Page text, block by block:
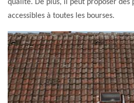
qualité. De plus, il peut proposer des
accessibles à toutes les bourses.